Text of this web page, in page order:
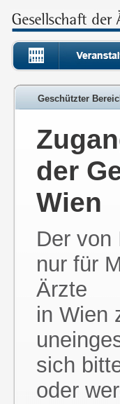
Geschützter
der
Wien
Der von
nur für
Ärzte
in Wien
sich
oder